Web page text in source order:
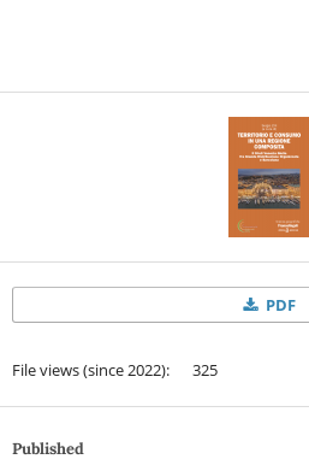
PDF
File views (since 2022): 325
Published